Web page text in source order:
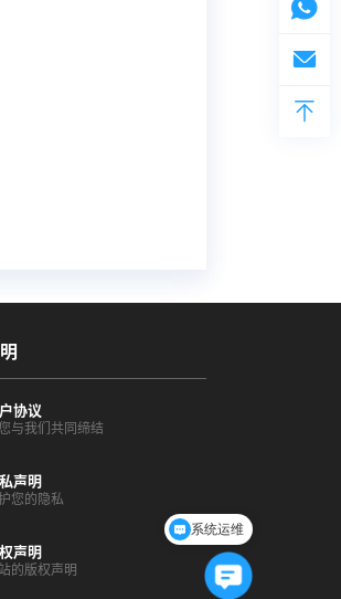
协议
与我们共同缔结
声明
您的隐私
声明
的版权声明
系统运维